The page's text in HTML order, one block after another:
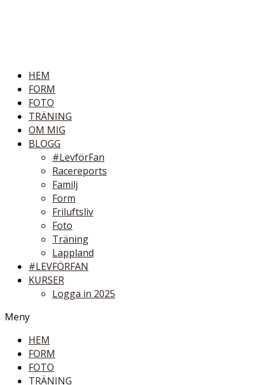
HEM
FORM
FOTO
TRÄNING
OM MIG
BLOGG
#LevförFan
Racereports
Familj
Form
Friluftsliv
Foto
Träning
Lappland
#LEVFÖRFAN
KURSER
Logga in 2025
Meny
HEM
FORM
FOTO
TRÄNING